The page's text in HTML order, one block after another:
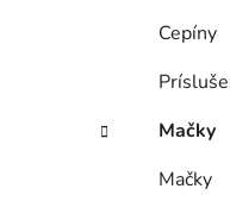
Cepíny
Mačky
Mačky